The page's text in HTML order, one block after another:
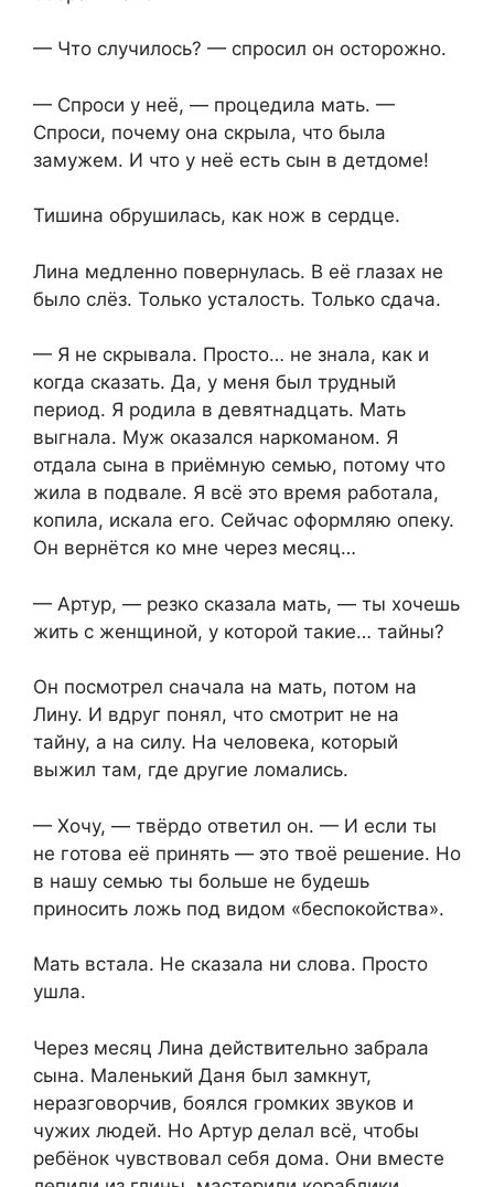
— Что случилось? — спросил он осторожно.
— Спроси у неё, — процедила мать. —
Спроси, почему она скрыла, что была
замужем. И что у неё есть сын в детдоме!
Тишина обрушилась, как нож в сердце.
Лина медленно повернулась. В её глазах не
было слёз. Только усталость. Только сдача.
— Я не скрывала. Просто… не знала, как и
когда сказать. Да, у меня был трудный
период. Я родила в девятнадцать. Мать
выгнала. Муж оказался наркоманом. Я
отдала сына в приёмную семью, потому что
жила в подвале. Я всё это время работала,
копила, искала его. Сейчас оформляю опеку.
Он вернётся ко мне через месяц…
— Артур, — резко сказала мать, — ты хочешь
жить с женщиной, у которой такие… тайны?
Он посмотрел сначала на мать, потом на
Лину. И вдруг понял, что смотрит не на
тайну, а на силу. На человека, который
выжил там, где другие ломались.
— Хочу, — твёрдо ответил он. — И если ты
не готова её принять — это твоё решение. Но
в нашу семью ты больше не будешь
приносить ложь под видом «беспокойства».
Мать встала. Не сказала ни слова. Просто
ушла.
Через месяц Лина действительно забрала
сына. Маленький Даня был замкнут,
неразговорчив, боялся громких звуков и
чужих людей. Но Артур делал всё, чтобы
ребёнок чувствовал себя дома. Они вместе